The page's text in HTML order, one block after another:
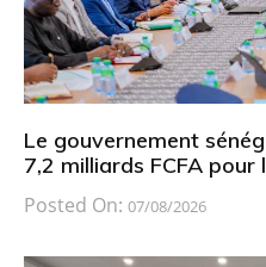
Le gouvernement
7,2 milliards FCFA
Posted On: 07/08/2026